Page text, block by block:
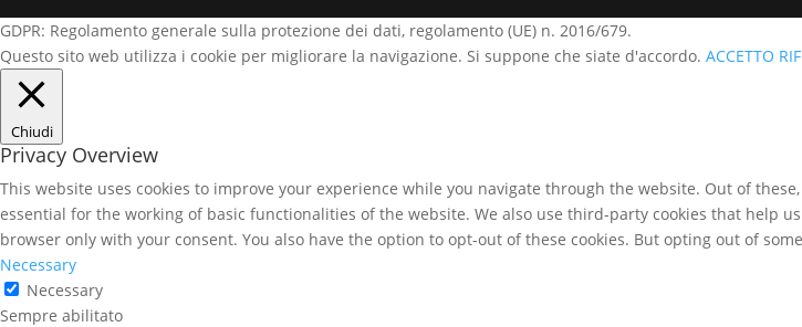
GDPR: Regolamento generale sulla protezione dei dati, regolamento (UE) n. 2016/679.
Questo sito web utilizza i cookie per migliorare la navigazione. Si suppone che siate d'accordo. ACCETTO
Chiudi
Privacy Overview
This website uses cookies to improve your experience while you navigate through the website. Out of
essential for the working of basic functionalities of the website. We also use third-party cookies that help
browser only with your consent. You also have the option to opt-out of these cookies. But opting out of
Necessary
Necessary
Sempre abilitato